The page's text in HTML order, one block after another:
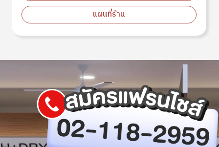
แผนที่ร้าน
Image